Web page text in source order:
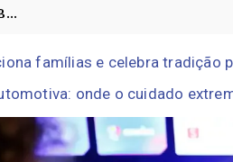
famílias e celebra tradição
onde o cuidado